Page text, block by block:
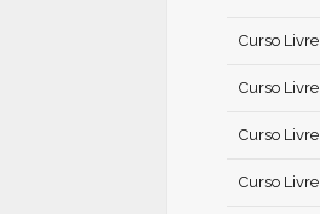
Curso Livre
Curso Livre
Curso Livre
Curso Livre